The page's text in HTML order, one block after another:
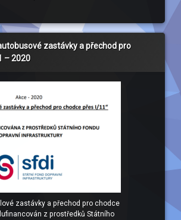
zastávky a přechod pro
– 2020
zastávky a přechod pro chodce
z prostředků Státního